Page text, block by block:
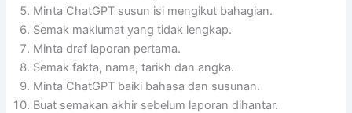
Minta ChatGPT susun isi mengikut bahagian.
Semak maklumat yang tidak lengkap.
Minta draf laporan pertama.
Semak fakta, nama, tarikh dan angka.
Minta ChatGPT baiki bahasa dan susunan.
Buat semakan akhir sebelum laporan dihantar.